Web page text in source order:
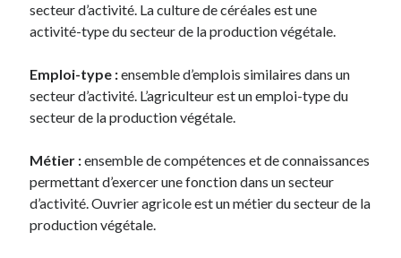
secteur d’activité. La culture de céréales est une
activité-type du secteur de la production végétale.
Emploi-type :ensemble d’emplois similaires dans un
secteur d’activité. L’agriculteur est un emploi-type du
secteur de la production végétale.
Métier :ensemble de compétences et de connaissances
permettant d’exercer une fonction dans un secteur
d’activité. Ouvrier agricole est un métier du secteur de la
production végétale.